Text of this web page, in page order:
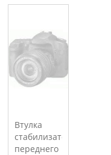
корзину
Втулка
стабилизатора
переднего